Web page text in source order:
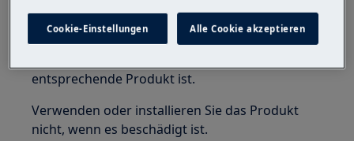
Stelle sicher, dass du das Produkt nur für den
vorgesehenen Zweck verwendest und
entsprechende Produkt ist.
Verwenden oder installieren Sie das Produkt
nicht, wenn es beschädigt ist.
Cookie-Einstellungen Alle Cookie akzeptieren